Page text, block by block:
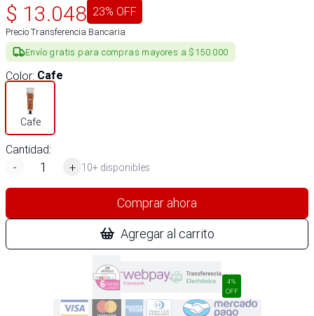
$ 13.048 23% OFF
Precio Transferencia Bancaria
Envío gratis para compras mayores a $150.000
Color: Cafe
Cafe
Cantidad:
-
+ 10+ disponibles
Comprar ahora
Agregar al carrito
4%
OFF